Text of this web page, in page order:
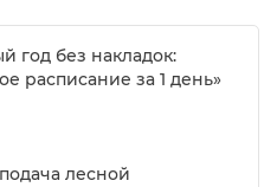
год без накладок:
расписание за 1 день»
лесной